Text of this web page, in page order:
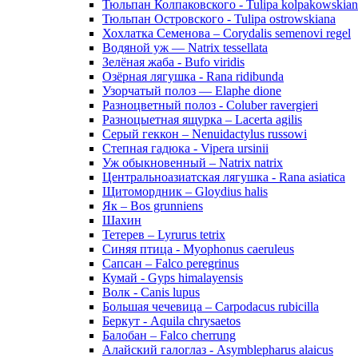
Тюльпан Колпаковского - Tulipa
Тюльпан Островского - Tulipa ostrowskiana
Хохлатка Семенова – Corydalis semenovi regel
Водяной уж — Natrix tessellata
Зелёная жаба - Bufo viridis
Озёрная лягушка - Rana ridibunda
Узорчатый полоз — Elaphe dione
Разноцветный полоз - Coluber ravergieri
Разноцыетная ящурка – Lacerta agilis
Серый геккон – Nenuidactylus russowi
Степная гадюка - Vipera ursinii
Уж обыкновенный – Natrix natrix
Центральноазиатская лягушка - Rana asiatica
Щитомордник – Gloydius halis
Як – Bos grunniens
Шахин
Тетерев – Lyrurus tetrix
Синяя птица - Myophonus caeruleus
Сапсан – Falco peregrinus
Кумай - Gyps himalayensis
Волк - Canis lupus
Большая чечевица – Carpodacus rubicilla
Беркут - Aquila chrysaetos
Балобан – Falco cherrung
Алайский галоглаз - Asymblepharus alaicus